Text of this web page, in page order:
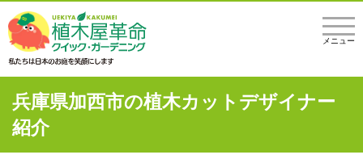
メニュー
兵庫県加西市の植木カットデザイナー
紹介